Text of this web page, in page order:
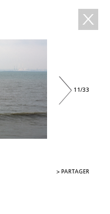
> PARTAGER
11/33